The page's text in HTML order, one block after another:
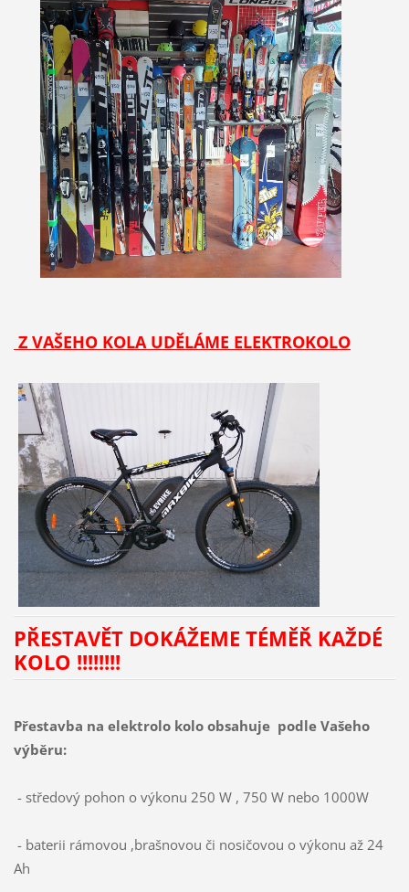
Z VAŠEHO KOLA UDĚLÁME ELEKTROKOLO
PŘESTAVĚT DOKÁŽEME TÉMĚŘ KAŽDÉ
KOLO !!!!!!!!
Přestavba na elektrolo kolo obsahuje podle Vašeho
výběru:
- středový pohon o výkonu 250 W , 750 W nebo 1000W
- baterii rámovou ,brašnovou či nosičovou o výkonu až 24
Ah